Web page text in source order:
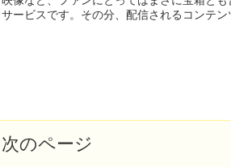
サービスです。その分、配信されるコンテン
次のページ